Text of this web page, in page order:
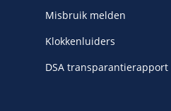
Misbruik melden
Klokkenluiders
DSA transparantierapport